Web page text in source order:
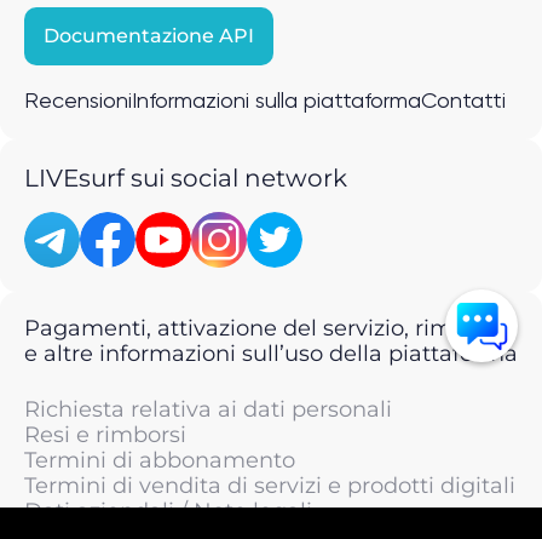
Documentazione API
Recensioni Informazioni sulla piattaformaContatti
LIVEsurf sui social network
Pagamenti, attivazione del servizio, rimborsi
e altre informazioni sull’uso della piattaforma
Richiesta relativa ai dati personali
Resi e rimborsi
Termini di abbonamento
Termini di vendita di servizi e prodotti digitali
Dati aziendali / Note legali